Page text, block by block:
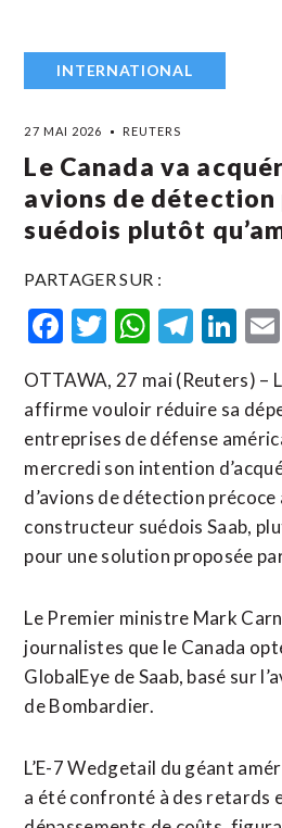
INTERNATIONAL
27 MAI 2026 REUTERS
Le Canada va
avions de détection
suédois plutôt
PARTAGER SUR :
Facebook
Twitter
OTTAWA, 27 mai (Reuters) –
affirme vouloir réduire sa
entreprises de défense
mercredi son intention
d’avions de ​détection ‌précoce
constructeur suédois ​Saab,
pour une solution proposée
Le ‌Premier ministre Mark
journalistes que le Canada
GlobalEye de ​Saab, basé sur
de Bombardier.
L’E-7 Wedgetail du géant
a été confronté à des retards